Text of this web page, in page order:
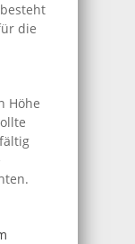
die
Höhe